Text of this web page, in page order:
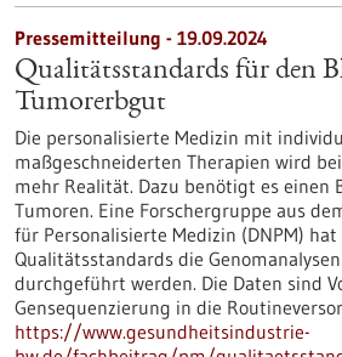
Pressemitteilung - 19.09.2024
Qualitätsstandards für den
Tumorerbgut
Die personalisierte Medizin mit
maßgeschneiderten Therapien wird
mehr Realität. Dazu benötigt es einen
Tumoren. Eine Forschergruppe aus
für Personalisierte Medizin (DNPM)
Qualitätsstandards die
durchgeführt werden. Die Daten sind
Gensequenzierung in die
https://www.gesundheitsindustrie-